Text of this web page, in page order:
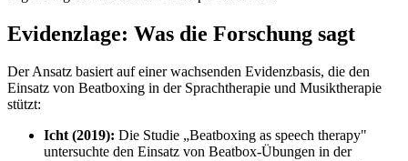
Evidenzlage: Was die Forschung sagt
Der Ansatz basiert auf einer wachsenden Evidenzbasis, die den
Einsatz von Beatboxing in der Sprachtherapie und Musiktherapie
stützt:
Icht (2019): Die Studie „Beatboxing as speech therapy"
untersuchte den Einsatz von Beatbox-Übungen in der